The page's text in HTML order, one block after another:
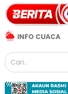
INFO CUACA